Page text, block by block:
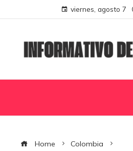
viernes, agosto 7
Home
Colombia